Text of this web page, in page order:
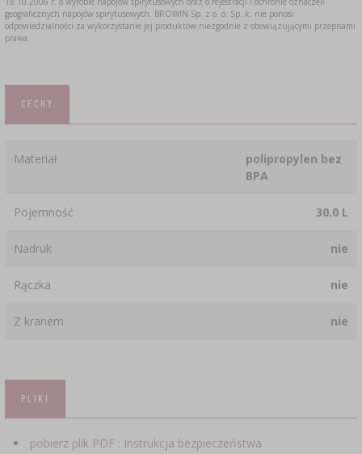
geograficznych napojów spirytusowych. BROWIN Sp. z o. o. Sp. k. nie ponosi
odpowiedzialności za wykorzystanie jej produktów niezgodnie z obowiązującymi przepisami
prawa.
CECHY
Materiał
polipropylen bez
BPA
Pojemność 30.0 L
Nadruk nie
Rączka nie
Z kranem nie
PLIKI
pobierz plik PDF : Instrukcja bezpieczeństwa